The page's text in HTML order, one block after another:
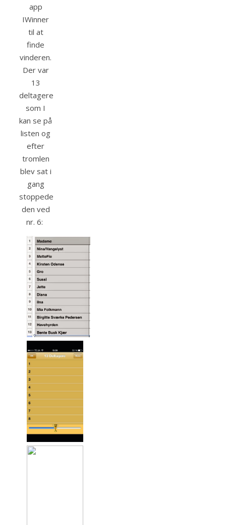
app
IWinner
til at
finde
vinderen.
Der var
13
deltagere
som I
kan se på
listen og
efter
tromlen
blev sat i
gang
stoppede
den ved
nr. 6: